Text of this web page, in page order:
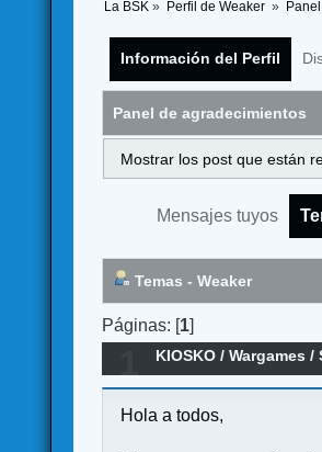
La BSK » Perfil de Weaker »
Información del Perfil
Panel de agradecimientos
Mostrar los post que están
Mensajes tuyos
Temas - Weaker
Páginas: [1]
KIOSKO /Wargames /
Hola a todos,